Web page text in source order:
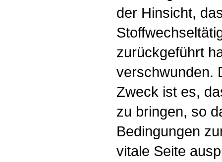
der Hinsicht,
zurückgeführt
verschwunden.
Zweck ist es,
zu bringen, so
Bedingungen
vitale Seite